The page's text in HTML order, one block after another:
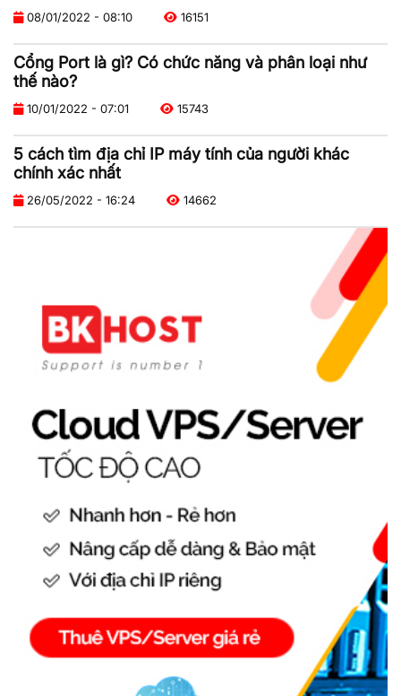
08/01/2022 - 08:10 16151
Cổng Port là gì? Có chức năng và phân loại như
thế nào?
10/01/2022 - 07:01 15743
5 cách tìm địa chỉ IP máy tính của người khác
chính xác nhất
26/05/2022 - 16:24 14662